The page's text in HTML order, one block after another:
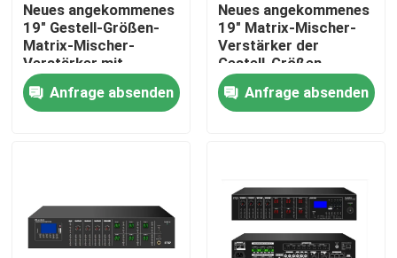
Videos
Neues angekommenes
19" Gestell-Größen-
Matrix-Mischer-
Verstärker mit
USB/SD/FM/BT
Anfrage absenden
Neues angekommenes
19" Matrix-Mischer-
Verstärker der
Gestell-Größen-
6*120W mit
USB/SD/FM/BT
Anfrage absenden